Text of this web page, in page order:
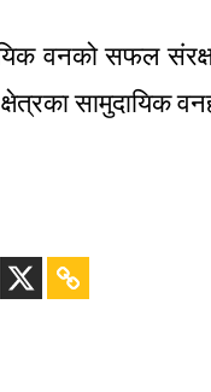
वनको सफल
सामुदायिक